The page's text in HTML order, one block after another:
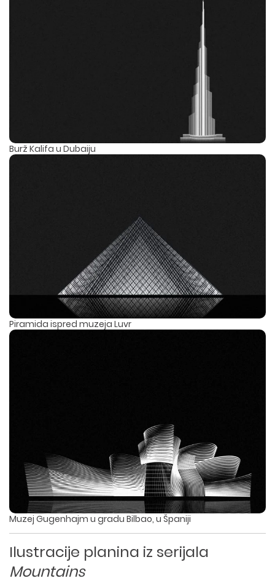
Burž Kalifa u Dubaiju
Piramida ispred muzeja Luvr
Muzej Gugenhajm u gradu Bilbao, u Španiji
Ilustracije planina iz serijala
Mountains